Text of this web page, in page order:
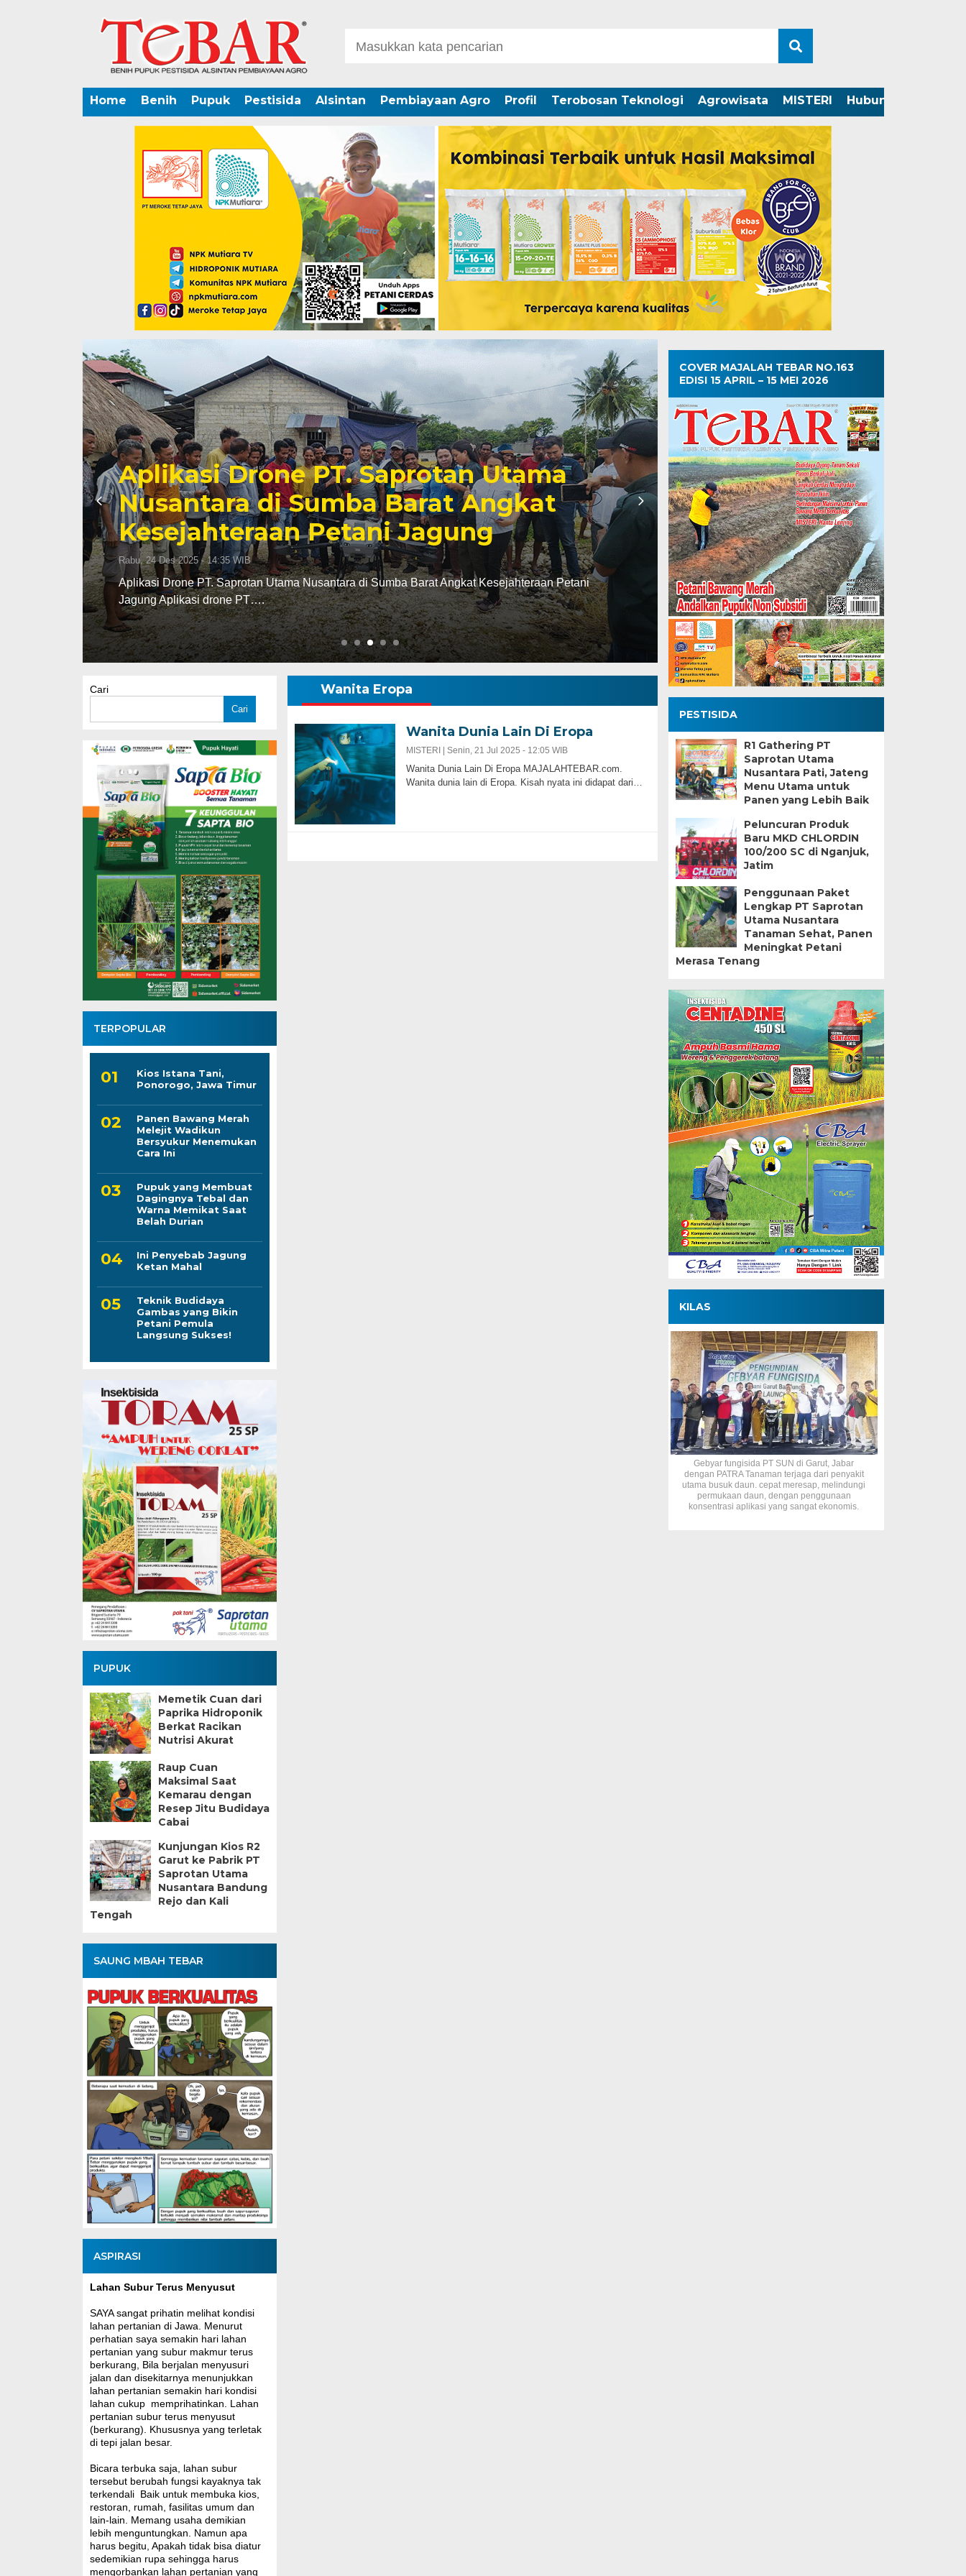
Home Benih Pupuk Pestisida Alsintan Pembiayaan Agro Profil Terobosan Teknologi Agrowisata MISTERI Hubungi Kami
Jangan Kalah oleh Hama Penyakit, Yuk
Atasi Tantangan Budidaya Kembang
Kol!
Rabu, 26 Nov 2025 - 11:45 WIB
Jangan Kalah oleh Hama Penyakit, Yuk Atasi Tantangan Budidaya Kembang Kol!
MAJALAHTEBAR.com. Kondisi kembang kol dikatakan…
Getah Darah di
Sabtu, 25 Okt 2025 - 20:53 WIB
Getah Darah di Pohon Lembah
saja. Begini kejadian yang…
Cari
Cari
TERPOPULAR
Kios Istana Tani,
Ponorogo, Jawa Timur
Panen Bawang Merah
Melejit Wadikun
Bersyukur Menemukan
Cara Ini
Pupuk yang Membuat
Dagingnya Tebal dan
Warna Memikat Saat
Belah Durian
Ini Penyebab Jagung
Ketan Mahal
Teknik Budidaya
Gambas yang Bikin
Petani Pemula
Langsung Sukses!
PUPUK
Memetik Cuan dari
Paprika Hidroponik
Berkat Racikan
Nutrisi Akurat
Raup Cuan
Maksimal Saat
Kemarau dengan
Resep Jitu Budidaya
Cabai
Kunjungan Kios R2
Garut ke Pabrik PT
Saprotan Utama
Nusantara Bandung
Rejo dan Kali
Tengah
SAUNG MBAH TEBAR
ASPIRASI
Lahan Subur Terus Menyusut
SAYA sangat prihatin melihat kondisi
lahan pertanian di Jawa. Menurut
perhatian saya semakin hari lahan
pertanian yang subur makmur terus
berkurang, Bila berjalan menyusuri
jalan dan disekitarnya menunjukkan
lahan pertanian semakin hari kondisi
lahan cukup memprihatinkan. Lahan
pertanian subur terus menyusut
(berkurang). Khususnya yang terletak
di tepi jalan besar.
Bicara terbuka saja, lahan subur
tersebut berubah fungsi kayaknya tak
terkendali Baik untuk membuka kios,
restoran, rumah, fasilitas umum dan
lain-lain. Memang usaha demikian
lebih menguntungkan. Namun apa
harus begitu, Apakah tidak bisa diatur
sedemikian rupa sehingga harus
mengorbankan lahan pertanian yang
Wanita Eropa
Wanita Dunia Lain Di Eropa
MISTERI | Senin, 21 Jul 2025 - 12:05 WIB
Wanita Dunia Lain Di Eropa MAJALAHTEBAR.com.
Wanita dunia lain di Eropa. Kisah nyata ini didapat dari…
COVER MAJALAH TEBAR NO.163
EDISI 15 APRIL – 15 MEI 2026
PESTISIDA
R1 Gathering PT
Saprotan Utama
Nusantara Pati, Jateng
Menu Utama untuk
Panen yang Lebih Baik
Peluncuran Produk
Baru MKD CHLORDIN
100/200 SC di Nganjuk,
Jatim
Penggunaan Paket
Lengkap PT Saprotan
Utama Nusantara
Tanaman Sehat, Panen
Meningkat Petani
Merasa Tenang
KILAS
Gebyar fungisida PT SUN di Garut, Jabar
dengan PATRA Tanaman terjaga dari penyakit
utama busuk daun. cepat meresap, melindungi
permukaan daun, dengan penggunaan
konsentrasi aplikasi yang sangat ekonomis.